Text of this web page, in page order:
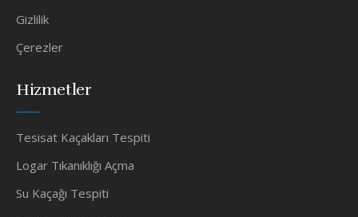
Gizlilik
Çerezler
Hizmetler
Tesisat Kaçakları Tespiti
Logar Tıkanıklığı Açma
Su Kaçağı Tespiti